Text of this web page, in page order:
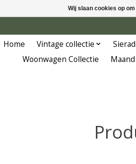
Home Vintage collectie
Woonwagen Collectie
Wij slaan cookies op